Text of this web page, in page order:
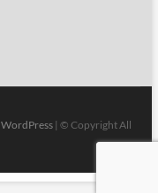
WordPress| © Copyright All